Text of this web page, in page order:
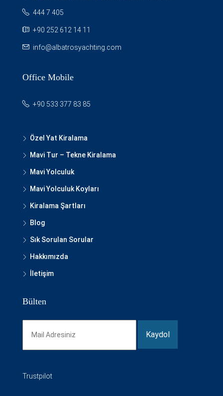
444 7 405
+90 252 612 14 11
info@albatrosyachting.com
Office Mobile
+90 533 377 83 85
Özel Yat Kiralama
Mavi Tur – Tekne Kiralama
Mavi Yolculuk
Mavi Yolculuk Koyları
Kiralama Şartları
Blog
Sık Sorulan Sorular
Hakkımızda
İletişim
Bülten
Trustpilot